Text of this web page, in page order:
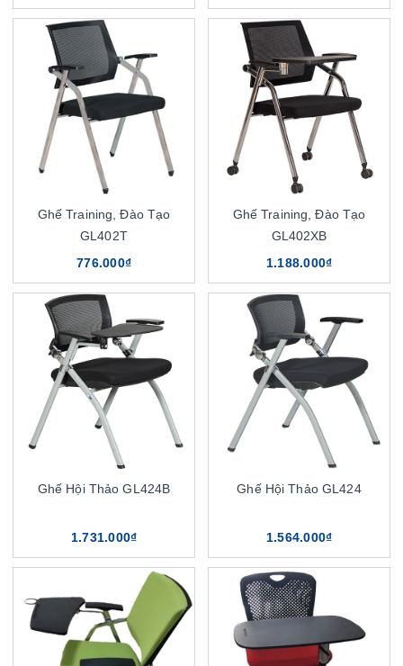
Ghế Training, Đào Tạo
GL402T
776.000₫
Ghế Training, Đào Tạo
GL402XB
1.188.000₫
Ghế Hội Thảo GL424B
1.731.000₫
Ghế Hội Thảo GL424
1.564.000₫